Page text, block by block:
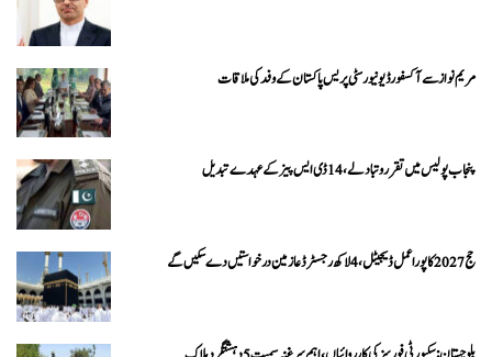
مریم نواز سے آکسفورڈ یونیورسٹی پریس پاکستان کے وفد کی ملاقات
پنجاب پولیس میں تقرر و تبادلے، 14 ڈی ایس پیز کے عہدے تبدیل
حج 2027 کا پورا عمل ڈیجیٹل، 4 لاکھ رجسٹرڈ عازمین درخواستیں دے سکیں گے